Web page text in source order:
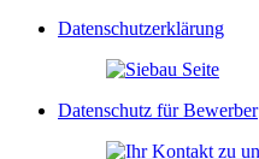
Datenschutzerklärung
Datenschutz für Bewerber